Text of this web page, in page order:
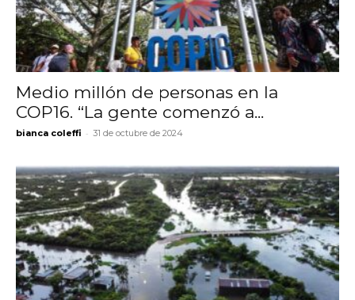
Medio millón de personas en la
COP16. “La gente comenzó a...
bianca coleffi - 31 de octubre de 2024